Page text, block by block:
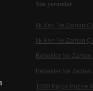
Son yorumlar
Ilk Ken Ne Zaman
Ilk Ken Ne Zaman
Bebekler Ne Zaman
Bebekler Ne Zaman
1000 Parça Puzzle